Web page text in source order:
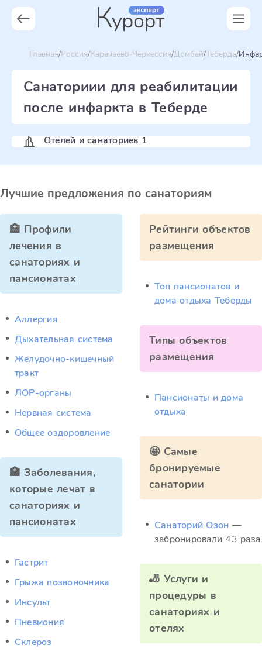
Главная Россия Карачаево-Черкессия Домбай Теберда
Санаториии для реабилитации
после инфаркта в Теберде
Отелей и санаториев 1
Лучшие предложения по санаториям
🏥 Профили
лечения в
санаториях и
пансионатах
Аллергия
Дыхательная система
Желудочно-кишечный
тракт
ЛОР-органы
Нервная система
Общее оздоровление
🏥 Заболевания,
которые лечат в
санаториях и
пансионатах
Гастрит
Грыжа позвоночника
Инсульт
Пневмония
Склероз
Рейтинги объектов
размещения
Топ пансионатов и
дома отдыха Теберды
Типы объектов
размещения
Пансионаты и дома
отдыха
🤩 Самые
бронируемые
санатории
Санаторий Озон —
забронировали 43 раза
🎳 Услуги и
процедуры в
санаториях и
отелях